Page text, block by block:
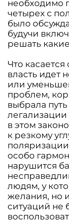
необходимо
четырех с
было
будучи
решать
Что
власть идет
или
проблем,
выбрала
в этом
к резкому
особо
нарушится
людям, у
желания, но
ситуаций не